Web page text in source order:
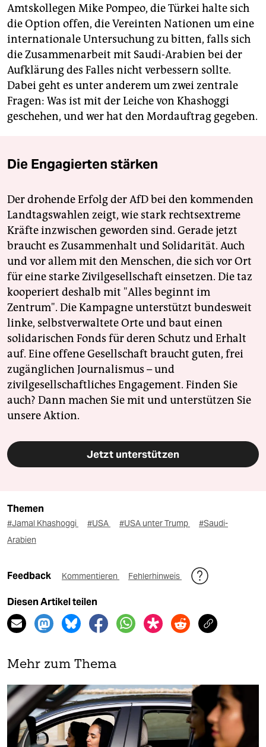
Amtskollegen Mike Pompeo, die Türkei halte sich
die Option offen, die Vereinten Nationen um eine
internationale Untersuchung zu bitten, falls sich
die Zusammenarbeit mit Saudi-Arabien bei der
Aufklärung des Falles nicht verbessern sollte.
Dabei geht es unter anderem um zwei zentrale
Fragen: Was ist mit der Leiche von Khashoggi
geschehen, und wer hat den Mordauftrag gegeben.
Die Engagierten stärken
Der drohende Erfolg der AfD bei den kommenden
Landtagswahlen zeigt, wie stark rechtsextreme
Kräfte inzwischen geworden sind. Gerade jetzt
braucht es Zusammenhalt und Solidarität. Auch
und vor allem mit den Menschen, die sich vor Ort
für eine starke Zivilgesellschaft einsetzen. Die taz
kooperiert deshalb mit "Alles beginnt im
Zentrum". Die Kampagne unterstützt bundesweit
linke, selbstverwaltete Orte und baut einen
solidarischen Fonds für deren Schutz und Erhalt
auf. Eine offene Gesellschaft braucht guten, frei
zugänglichen Journalismus – und
zivilgesellschaftliches Engagement. Finden Sie
auch? Dann machen Sie mit und unterstützen Sie
unsere Aktion.
Jetzt unterstützen
Themen
#Jamal Khashoggi #USA #USA unter Trump
#Saudi-
Arabien
Feedback Kommentieren Fehlerhinweis
Diesen Artikel teilen
Mehr zum Thema